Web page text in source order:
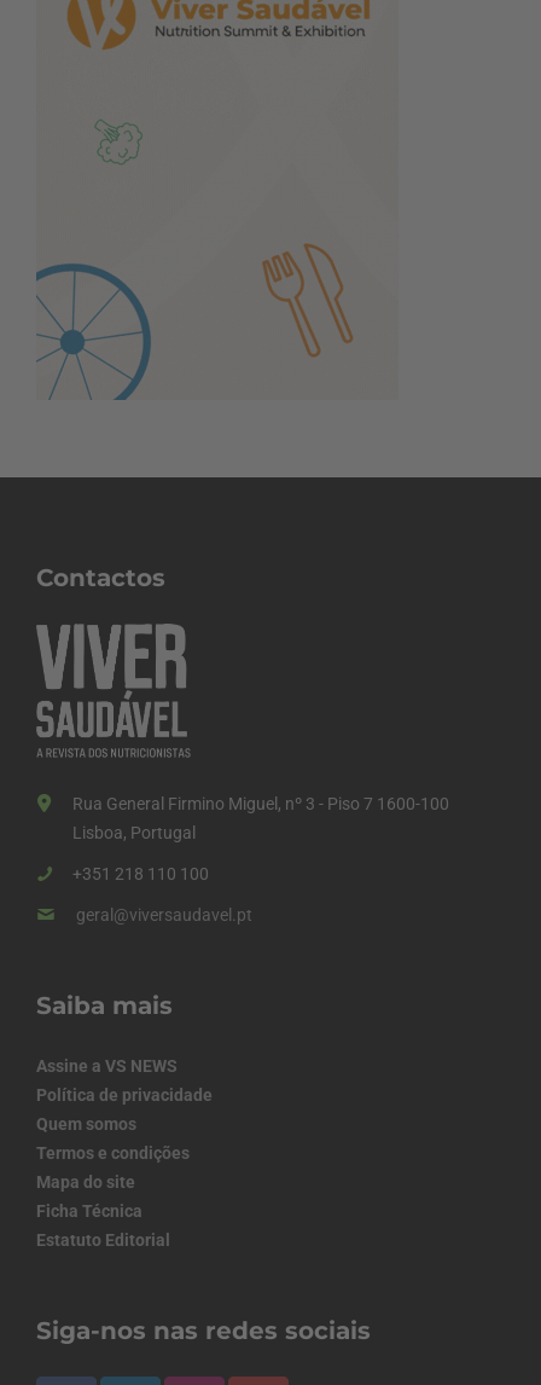
Contactos
Rua General Firmino Miguel, nº 3 - Piso 7 1600-100
Lisboa, Portugal
+351 218 110 100
geral@viversaudavel.pt
Saiba mais
Assine a VS NEWS
Política de privacidade
Quem somos
Termos e condições
Mapa do site
Ficha Técnica
Estatuto Editorial
Siga-nos nas redes sociais